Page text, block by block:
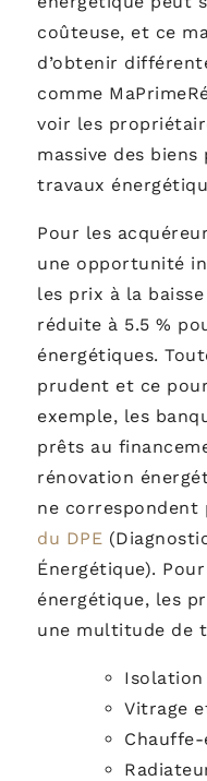
coûteuse, et ce
d’obtenir
comme
voir les
massive des
travaux
Pour les
une opportunité
les prix à la
réduite à 5.5 %
énergétiques.
prudent et ce
exemple, les
prêts au
rénovation
ne correspondent
du DPE
Énergétique).
énergétique, les
une multitude de
Vitrage